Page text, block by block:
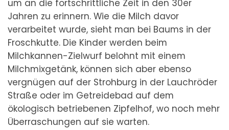
um an die fortschrittliche Zeit in den 30er
Jahren zu erinnern. Wie die Milch davor
verarbeitet wurde, sieht man bei Baums in der
Froschkutte. Die Kinder werden beim
Milchkannen-Zielwurf belohnt mit einem
Milchmixgetänk, können sich aber ebenso
vergnügen auf der Strohburg in der Lauchröder
Straße oder im Getreidebad auf dem
ökologisch betriebenen Zipfelhof, wo noch mehr
Überraschungen auf sie warten.